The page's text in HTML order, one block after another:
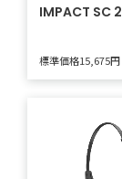
IMPACT SC
標準価格15,675円